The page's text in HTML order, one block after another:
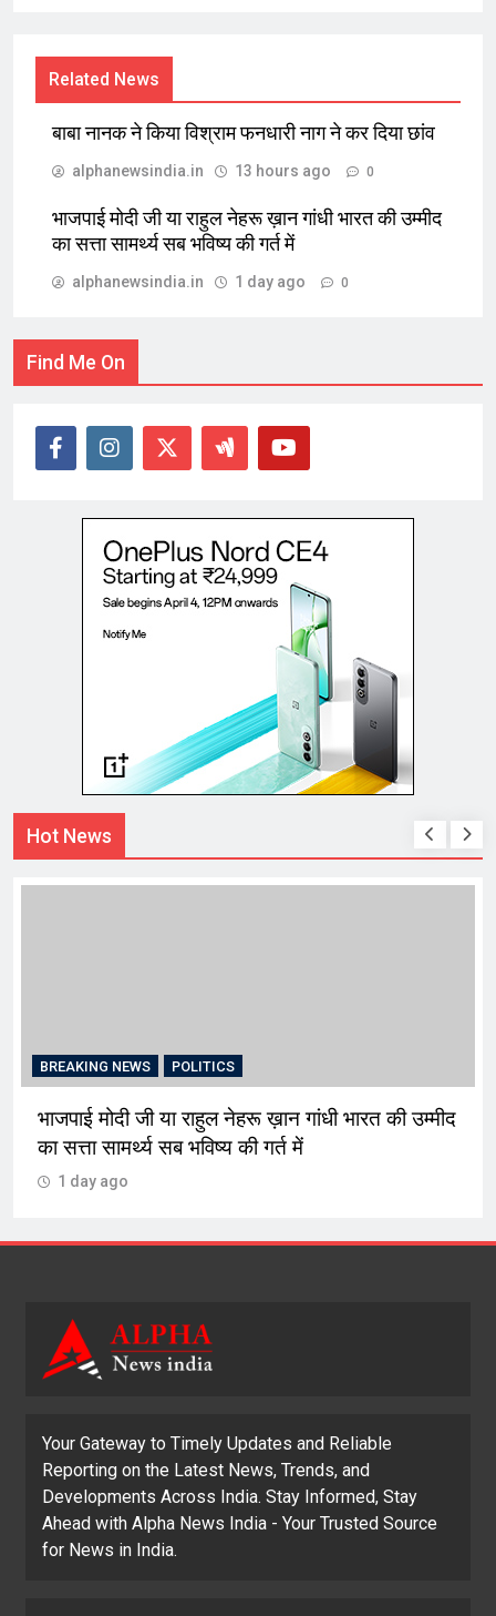
Related News
बाबा नानक ने किया विश्राम फनधारी नाग ने कर दिया छांव
alphanewsindia.in 13 hours ago 0
भाजपाई मोदी जी या राहुल नेहरू ख़ान गांधी भारत की उम्मीद
का सत्ता सामर्थ्य सब भविष्य की गर्त में
alphanewsindia.in 1 day ago 0
Find Me On
Hot News
NEWS POLITICS
मोदी जी या राहुल नेहरू ख़ान गांधी भारत की उम्मीद
सत्ता सामर्थ्य सब भविष्य की गर्त में
1 day ago
Your Gateway to Timely Updates and Reliable
Reporting on the Latest News, Trends, and
Developments Across India. Stay Informed, Stay
Ahead with Alpha News India - Your Trusted Source
for News in India.